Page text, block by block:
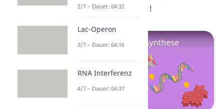
Proteinbiosynthese !
2/7 – Dauer: 04:32
Lac-Operon
3/7 – Dauer: 04:16
RNA Interferenz
4/7 – Dauer: 04:37